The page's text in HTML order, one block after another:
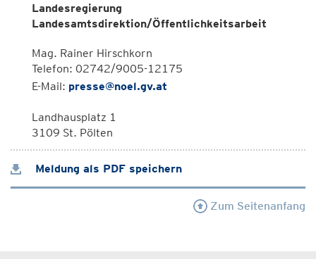
Landesregierung
Landesamtsdirektion/Öffentlichkeitsarbeit
Mag. Rainer Hirschkorn
Telefon: 02742/9005-12175
E-Mail: presse@noel.gv.at
Landhausplatz 1
3109 St. Pölten
Meldung als PDF speichern
Zum Seitenanfang